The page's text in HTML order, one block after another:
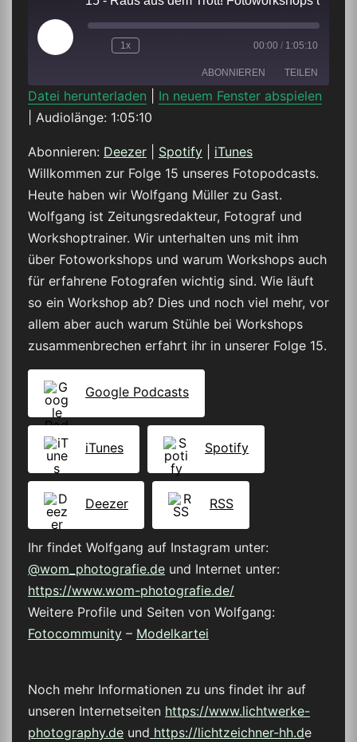
Play
Episode
1x 00:00 / 1:05:10
ABONNIEREN TEILEN
Deezer
RSS FEED
TEILEN
LINK
EMBED
Datei herunterladen
In neuem Fenster abspielen
Audiolänge: 1:05:10
Abonnieren: Deezer Spotify
iTunes
Willkommen zur Folge 15 unseres Fotopodcasts.
Heute haben wir Wolfgang Müller zu Gast.
Wolfgang ist Zeitungsredakteur, Fotograf und
Workshoptrainer. Wir unterhalten uns mit ihm
über Fotoworkshops und warum Workshops auch
für erfahrene Fotografen wichtig sind. Wie läuft
so ein Workshop ab? Dies und noch viel mehr, vor
allem aber auch warum Stühle bei Workshops
zusammenbrechen erfahrt ihr in unserer Folge 15.
Google Podcasts
iTunes Spotify
Deezer RSS
Ihr findet Wolfgang auf Instagram unter:
@wom_photografie.de und Internet unter:
https://www.wom-photografie.de/
Weitere Profile und Seiten von Wolfgang:
Fotocommunity – Modelkartei
Noch mehr Informationen zu uns findet ihr auf
unseren Internetseiten https://www.lichtwerke-
photography.de und https://lichtzeichner-hh.de